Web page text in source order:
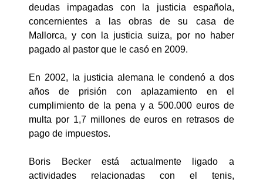
deudas impagadas con la justicia española,
concernientes a las obras de su casa de
Mallorca, y con la justicia suiza, por no haber
pagado al pastor que le casó en 2009.
En 2002, la justicia alemana le condenó a dos
años de prisión con aplazamiento en el
cumplimiento de la pena y a 500.000 euros de
multa por 1,7 millones de euros en retrasos de
pago de impuestos.
Boris Becker está actualmente ligado a
actividades relacionadas con el tenis,